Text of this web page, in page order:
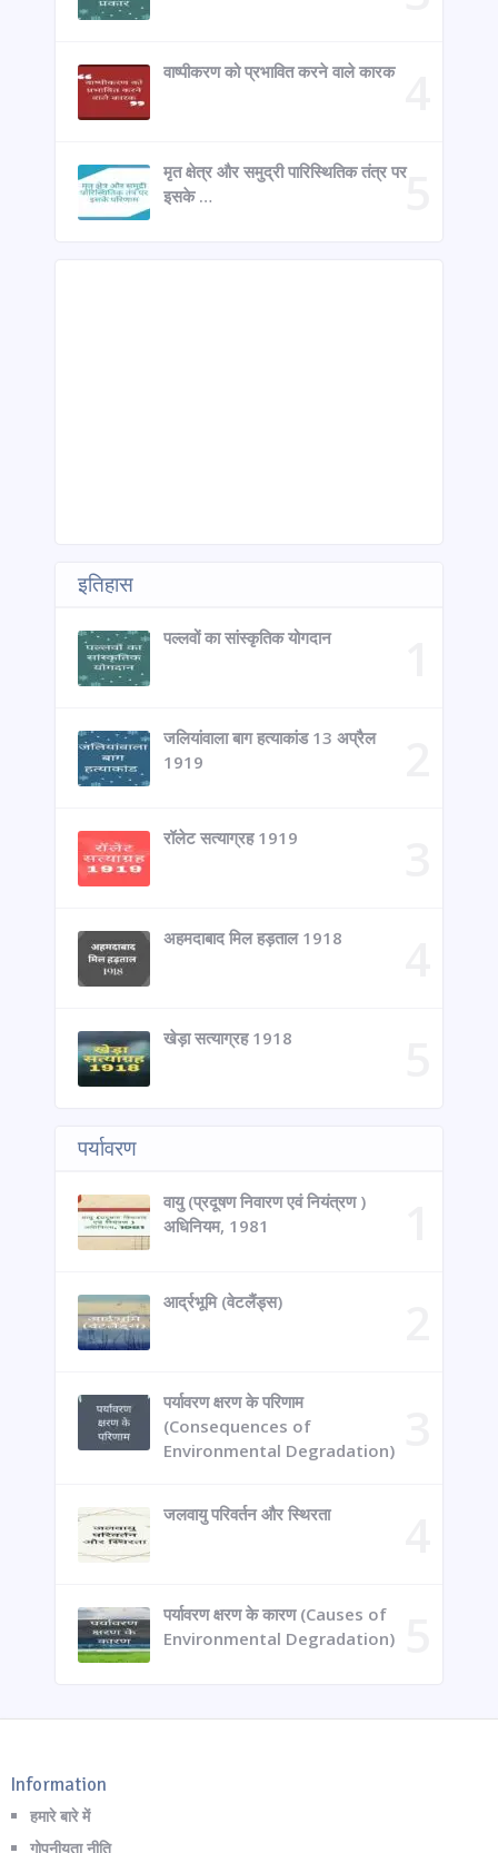
वाष्पीकरण को प्रभावित करने वाले कारक
मृत क्षेत्र और समुद्री पारिस्थितिक तंत्र पर
इसके …
इतिहास
पल्लवों का सांस्कृतिक योगदान
जलियांवाला बाग हत्याकांड 13 अप्रैल
1919
रॉलेट सत्याग्रह 1919
अहमदाबाद मिल हड़ताल 1918
खेड़ा सत्याग्रह 1918
पर्यावरण
वायु (प्रदूषण निवारण एवं नियंत्रण )
अधिनियम, 1981
आर्द्रभूमि (वेटलैंड्स)
पर्यावरण क्षरण के परिणाम
(Consequences of
Environmental Degradation)
जलवायु परिवर्तन और स्थिरता
पर्यावरण क्षरण के कारण (Causes of
Environmental Degradation)
Information
हमारे बारे में
गोपनीयता नीति